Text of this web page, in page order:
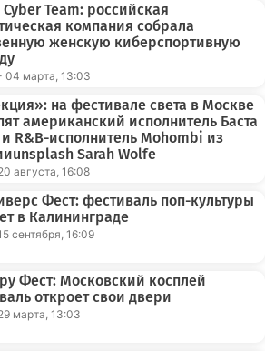
Team: российская
компания собрала
женскую киберспортивную
04 марта, 13:03
на фестивале света в Москве
американский исполнитель Баста
R&B-исполнитель Mohombi из
Sarah Wolfe
августа, 16:08
Фест: фестиваль поп-культуры
в Калининграде
сентября, 16:09
Фест: Московский косплей
откроет свои двери
марта, 13:03